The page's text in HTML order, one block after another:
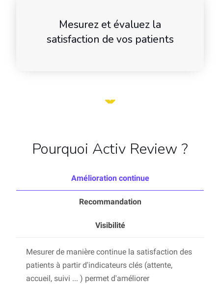
Mesurez et évaluez la
satisfaction de vos patients
Pourquoi Activ Review ?
Amélioration continue
Recommandation
Visibilité
Mesurer de manière continue la satisfaction des
patients à partir d'indicateurs clés (attente,
accueil, suivi ... ) permet d'améliorer